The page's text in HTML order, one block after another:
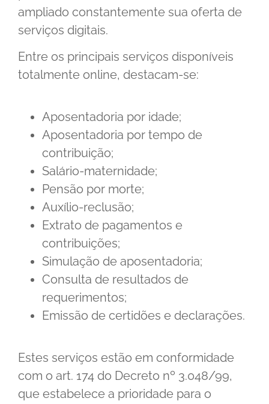
ampliado constantemente sua oferta de
serviços digitais.
Entre os principais serviços disponíveis
totalmente online, destacam-se:
Aposentadoria por idade;
Aposentadoria por tempo de
contribuição;
Salário-maternidade;
Pensão por morte;
Auxílio-reclusão;
Extrato de pagamentos e
contribuições;
Simulação de aposentadoria;
Consulta de resultados de
requerimentos;
Emissão de certidões e declarações.
Estes serviços estão em conformidade
com o art. 174 do Decreto nº 3.048/99,
que estabelece a prioridade para o